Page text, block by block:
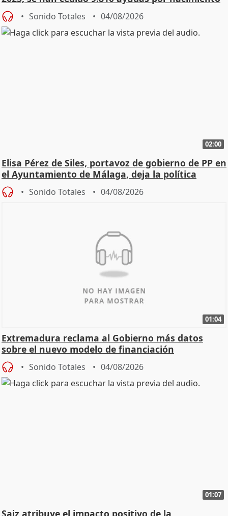
Sonido Totales 04/08/2026
02:00
Elisa Pérez de Siles, portavoz de gobierno de PP en
el Ayuntamiento de Málaga, deja la política
Sonido Totales 04/08/2026
01:04
Extremadura reclama al Gobierno más datos
sobre el nuevo modelo de financiación
Sonido Totales 04/08/2026
01:07
Saiz atribuye el impacto positivo de la